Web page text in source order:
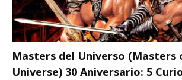
Masters del Universo (Masters
Universe) 30 Aniversario: 5